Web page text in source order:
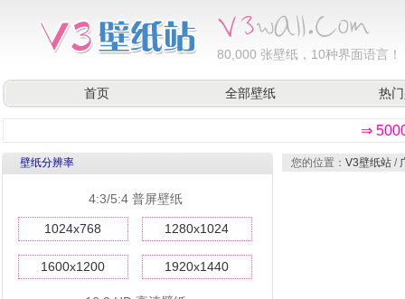
80,000 张壁纸，10种界面语言！
首页 全部壁纸 热
⇒
壁纸分辨率
4:3/5:4 普屏壁纸
1024x768 1280x1024
1600x1200 1920x1440
您的位置： V3壁纸站 /